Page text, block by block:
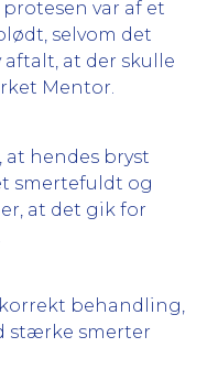
var af et
selvom det
at der skulle
Mentor.
hendes bryst
smertefuldt og
at det gik for
behandling,
stærke smerter